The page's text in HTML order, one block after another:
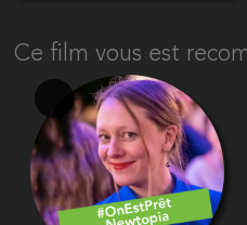
Ce film vous est